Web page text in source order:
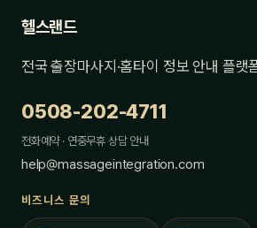
헬스랜드
전국 출장마사지·홈타이 정보 안내 플랫
0508-202-4711
전화예약 · 연중무휴 상담 안내
help@massageintegration.com
비즈니스 문의